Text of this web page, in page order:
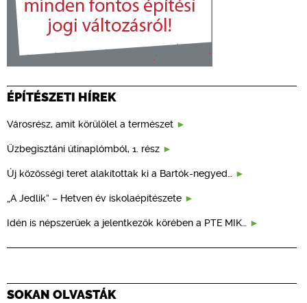
ÉPÍTÉSZETI HÍREK
Városrész, amit körülölel a természet
Üzbegisztáni útinaplómból, 1. rész
Új közösségi teret alakítottak ki a Bartók-negyed…
„A Jedlik” – Hetven év iskolaépítészete
Idén is népszerűek a jelentkezők körében a PTE MIK…
SOKAN OLVASTÁK